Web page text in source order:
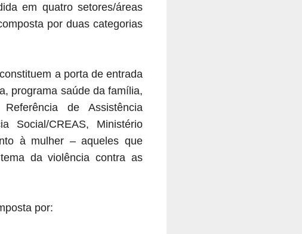
em quatro setores/áreas
por duas categorias
a porta de entrada
programa saúde da família,
de Assistência
Social/CREAS, Ministério
à mulher – aqueles que
da violência contra as
por: